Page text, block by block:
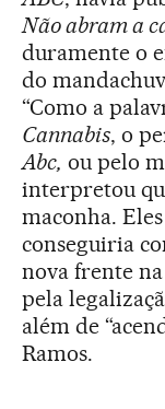
Não abram a
duramente o
do
“Como a
Cannabis, o
Abc, ou pelo
interpretou
maconha.
conseguiria
nova frente na
pela
além de
Ramos.